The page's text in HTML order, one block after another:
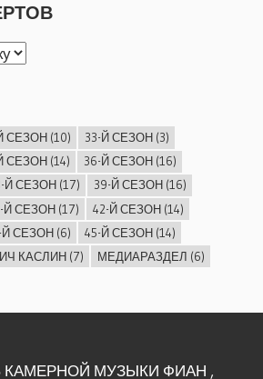
СЕЗОН(10) 33-Й СЕЗОН(3)
СЕЗОН(14) 36-Й СЕЗОН(16)
Й СЕЗОН(17) 39-Й СЕЗОН(16)
Й СЕЗОН(17) 42-Й СЕЗОН(14)
Й СЕЗОН(6) 45-Й СЕЗОН(14)
КАСЛИН(7) МЕДИАРАЗДЕЛ (6)
КАМЕРНОЙ МУЗЫКИ ФИАН ,